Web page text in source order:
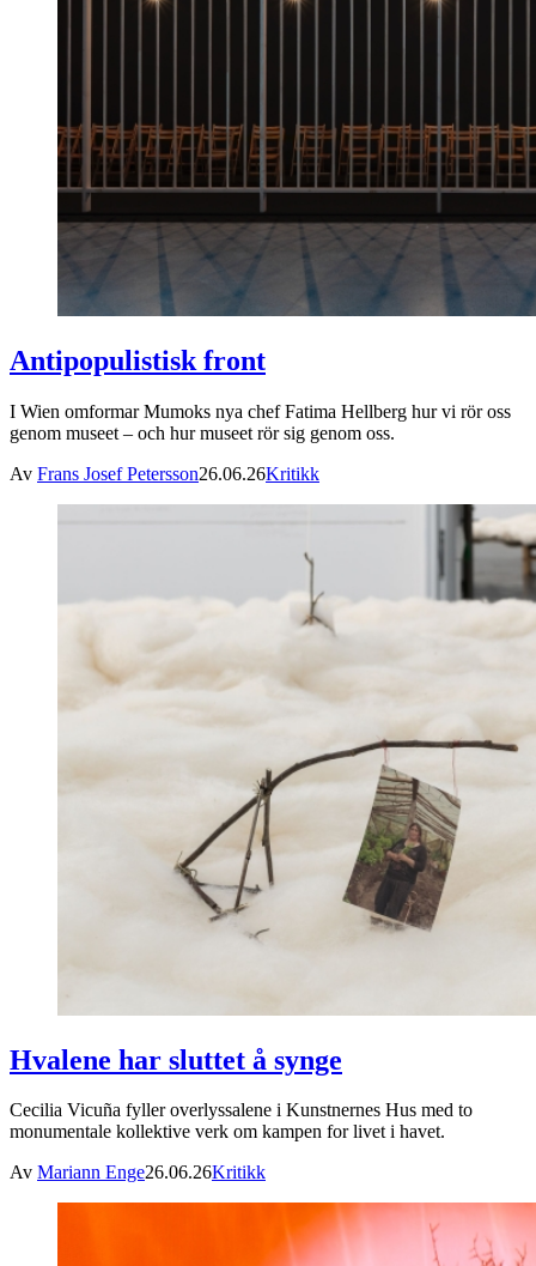
Antipopulistisk front
I Wien omformar Mumoks nya chef Fatima Hellberg hur vi rör oss
genom museet – och hur museet rör sig genom oss.
Av Frans Josef Petersson26.06.26Kritikk
Hvalene har sluttet å synge
Cecilia Vicuña fyller overlyssalene i Kunstnernes Hus med to
monumentale kollektive verk om kampen for livet i havet.
Av Mariann Enge26.06.26Kritikk